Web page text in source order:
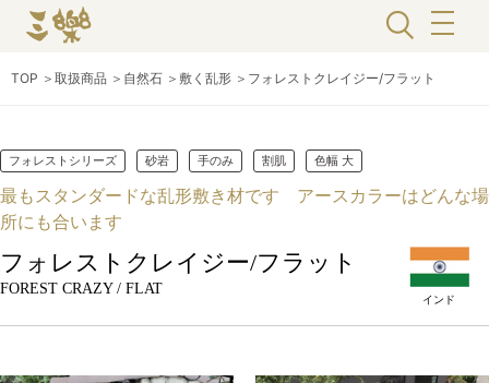
TOP ＞ 取扱商品 ＞ 自然石＞ 敷く乱形＞ フォレストクレイジー/フラット
フォレストシリーズ 砂岩 手のみ 割肌 色幅 大
最もスタンダードな乱形敷き材です アースカラーはどんな場
所にも合います
フォレストクレイジー/フラット
FOREST CRAZY / FLAT
インド